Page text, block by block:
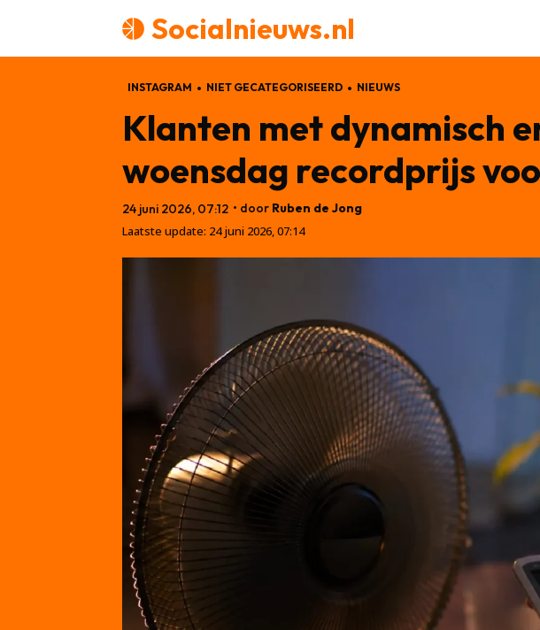
Socialnieuws.nl
INSTAGRAM NIET GECATEGORISEERD NIEUWS
Klanten met dynamisch
woensdag recordprijs
24 juni 2026, 07:12 • door Ruben de Jong
Laatste update: 24 juni 2026, 07:14